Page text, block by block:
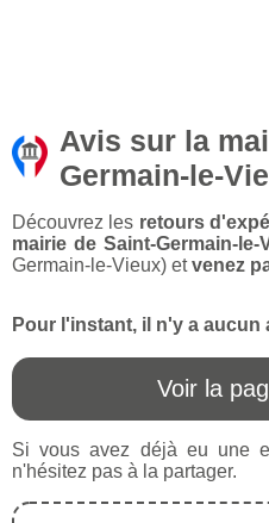
Avis sur la
Germain-le-
Découvrez les retours
mairie de Saint-Germain-le-
Germain-le-Vieux) etvenez
Pour l'instant, il n'y a aucun
Voir la
Si vous avez déjà eu une
n'hésitez pas à la partager.